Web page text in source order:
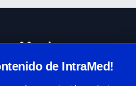
de IntraMed!